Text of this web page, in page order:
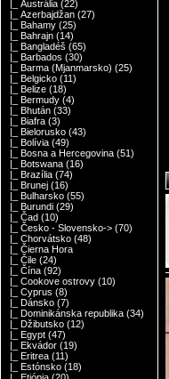
|_ Austrália (22)
|_ Azerbajdžan (27)
|_ Bahamy (25)
|_ Bahrajn (14)
|_ Bangladéš (65)
|_ Barbados (30)
|_ Barma (Mjanmarsko) (25)
|_ Belgicko (11)
|_ Belize (18)
|_ Bermudy (4)
|_ Bhután (33)
|_ Biafra (3)
|_ Bielorusko (43)
|_ Bolívia (49)
|_ Bosna a Hercegovina (51)
|_ Botswana (16)
|_ Brazília (74)
|_ Brunej (16)
|_ Bulharsko (55)
|_ Burundi (29)
|_ Čad (10)
|_ Česko - Slovensko-> (70)
|_ Chorvátsko (48)
|_ Čierna Hora
|_ Čile (24)
|_ Čína (92)
|_ Cookove ostrovy (10)
|_ Cyprus (8)
|_ Dánsko (7)
|_ Dominikánska republika (34)
|_ Džibutsko (12)
|_ Egypt (47)
|_ Ekvádor (19)
|_ Eritrea (11)
|_ Estónsko (18)